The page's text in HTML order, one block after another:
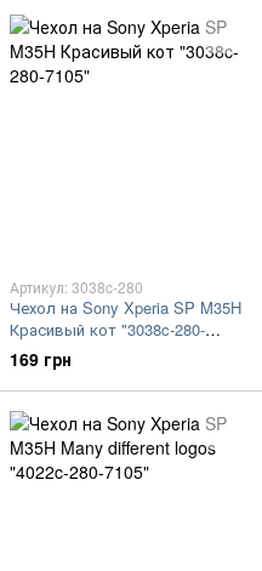
Артикул: 3038c-280
Чехол на Sony Xperia SP M35H
Красивый кот "3038c-280-
7105"
169 грн